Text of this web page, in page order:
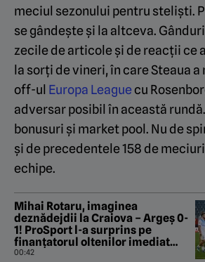
meciul sezonului pentru steliști.
se gândește și la altceva.
zecile de articole și de reacții ce
la sorți de vineri, în care Steaua
off-ul Europa Leaguecu
adversar posibil în această
bonusuri și market pool. Nu de
și de precedentele 158 de
echipe.
Mihai Rotaru, imaginea
deznădejdii la Craiova – Argeș 0-
1! ProSport l-a surprins pe
finanțatorul oltenilor imediat
după fluierul de final
00:42